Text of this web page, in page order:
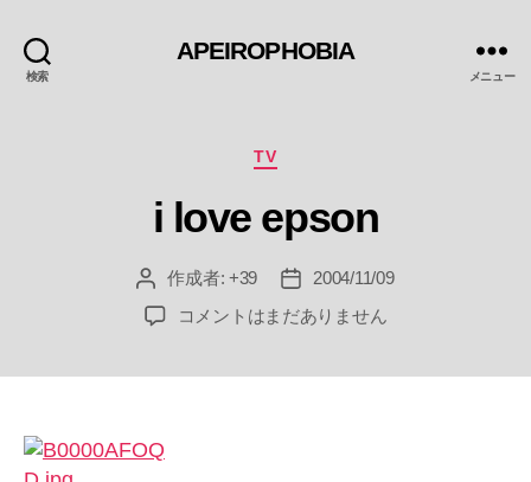
検索
APEIROPHOBIA
メニュー
カ
ゴ
リ
TV
i love epson
投
稿
者
作成者: +39
投
稿
日
2004/11/09
コメントはまだありません